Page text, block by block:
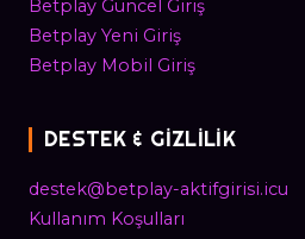
Betplay Güncel Giriş
Betplay Yeni Giriş
Betplay Mobil Giriş
DESTEK & GIZLILIK
destek@betplay-aktifgirisi.icu
Kullanım Koşulları